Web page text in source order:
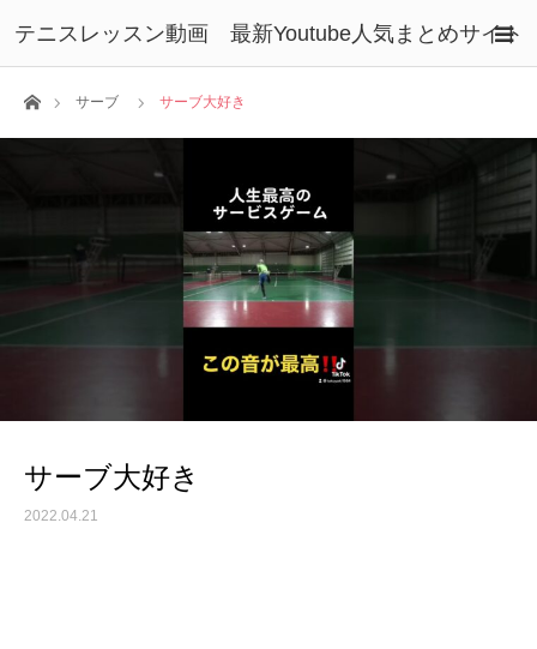
テニスレッスン動画 最新Youtube人気まとめサイト
ホームサーブ サーブ大好き
サーブ大好き
2022.04.21